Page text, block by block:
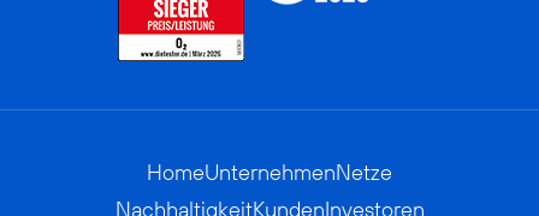
HomeUnternehmenNetze
NachhaltigkeitKundenInvestoren